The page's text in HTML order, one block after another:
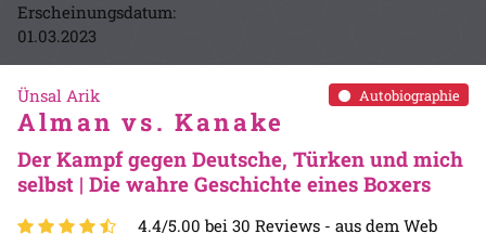
Erscheinungsdatum:
01.03.2023
Autobiographie
Ünsal Arik
Alman vs. Kanake
Der Kampf gegen Deutsche, Türken und mich
selbst | Die wahre Geschichte eines Boxers
4.4/5.00 bei 30 Reviews - aus dem Web